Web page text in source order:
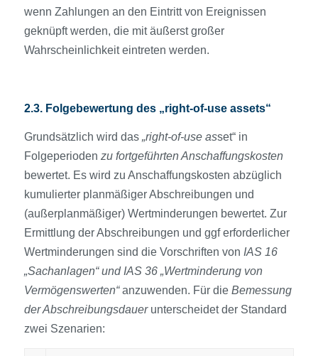
wenn Zahlungen an den Eintritt von Ereignissen
geknüpft werden, die mit äußerst großer
Wahrscheinlichkeit eintreten werden.
2.3. Folge­bewertung des „right-of-use assets“
Grundsätzlich wird das „right-of-use asset“ in
Folgeperioden zu fortgeführten Anschaffungs­kosten
bewertet. Es wird zu Anschaffungs­kosten abzüglich
kumulierter planmäßiger Abschreibungen und
(außerplanmäßiger) Wertminderungen bewertet. Zur
Ermittlung der Abschreibungen und ggf erforderlicher
Wertminderungen sind die Vorschriften von IAS 16
„Sachanlagen“ und IAS 36 „Wertminderung von
Vermögens­werten“anzuwenden. Für die Bemessung
der Abschreibungsdauerunterscheidet der Standard
zwei Szenarien: